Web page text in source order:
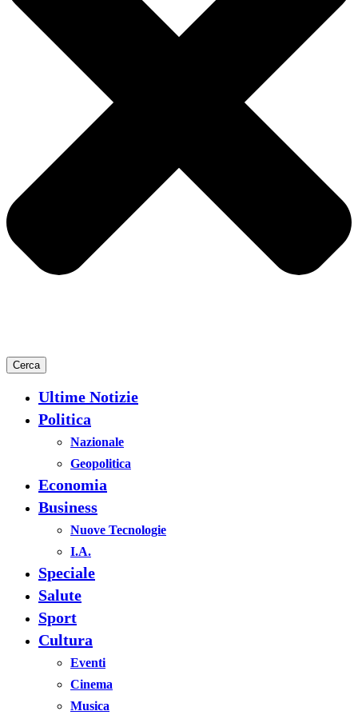
Cerca
Ultime Notizie
Politica
Nazionale
Geopolitica
Economia
Business
Nuove Tecnologie
I.A.
Speciale
Salute
Sport
Cultura
Eventi
Cinema
Musica